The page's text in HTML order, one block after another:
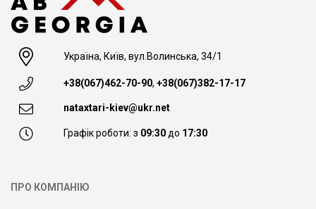
Україна, Київ, вул.Волинська, 34/1
+38(067)462-70-90, +38(067)382-17-17
nataxtari-kiev@ukr.net
Графік роботи: з 09:30до 17:30
ПРО КОМПАНІЮ